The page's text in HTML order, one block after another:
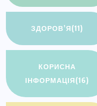
ЗДОРОВ’Я(11)
КОРИСНА
ІНФОРМАЦІЯ(16)